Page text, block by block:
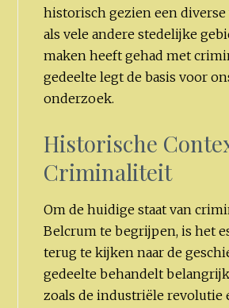
historisch gezien een
als vele andere stedelijke
maken heeft gehad met
gedeelte legt de basis voor
onderzoek.
Historische
Criminaliteit
Om de huidige staat van
Belcrum te begrijpen, is het
terug te kijken naar de
gedeelte behandelt
zoals de industriële revolutie